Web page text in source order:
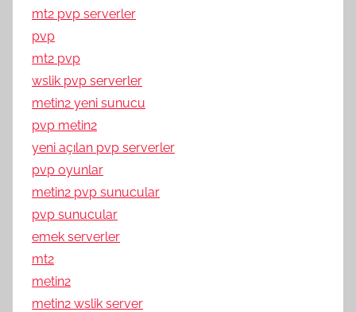
mt2 pvp serverler
pvp
mt2 pvp
wslik pvp serverler
metin2 yeni sunucu
pvp metin2
yeni açılan pvp serverler
pvp oyunlar
metin2 pvp sunucular
pvp sunucular
emek serverler
mt2
metin2
metin2 wslik server